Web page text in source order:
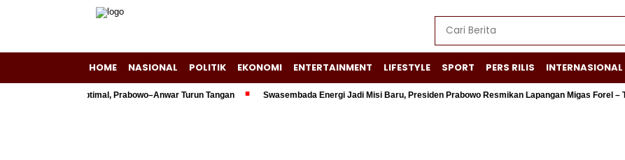
HOME NASIONAL POLITIK EKONOMI ENTERTAINMENT LIFESTYLE SPORT PERS RILIS INTERNASIONAL
Belum Optimal, Prabowo–Anwar Turun Tangan Swasembada Energi Jadi Misi Baru, Presiden Prabowo Resmikan Lapangan Migas Forel – Terubuk